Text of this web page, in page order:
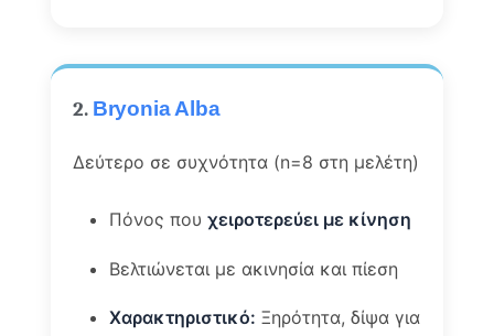
2. Bryonia Alba
Δεύτερο σε συχνότητα (n=8 στη μελέτη)
Πόνος πουχειροτερεύει με κίνηση
Βελτιώνεται με ακινησία και πίεση
Χαρακτηριστικό: Ξηρότητα, δίψα για